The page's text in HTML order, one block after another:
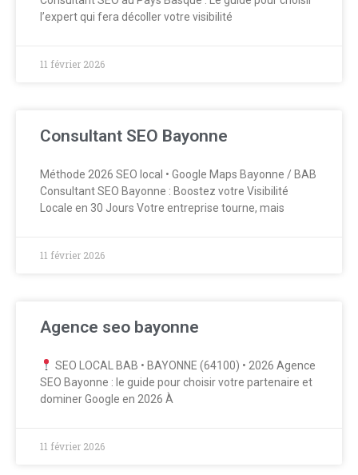
l’expert qui fera décoller votre visibilité
11 février 2026
Consultant SEO Bayonne
Méthode 2026 SEO local • Google Maps Bayonne / BAB
Consultant SEO Bayonne : Boostez votre Visibilité
Locale en 30 Jours Votre entreprise tourne, mais
11 février 2026
Agence seo bayonne
SEO LOCAL BAB • BAYONNE (64100) • 2026 Agence
SEO Bayonne : le guide pour choisir votre partenaire et
dominer Google en 2026 À
11 février 2026